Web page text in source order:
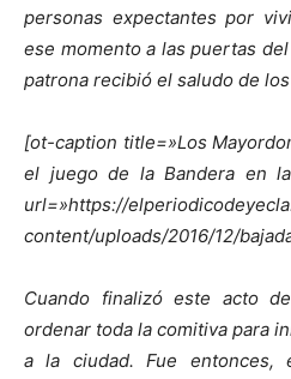
personas expectantes por
ese momento a las puertas
patrona recibió el saludo de
[ot-caption title=»Los
el juego de la Bandera en
url=»https://
content/uploads/2016/12/
Cuando finalizó este acto
ordenar toda la comitiva para
a la ciudad. Fue entonces,